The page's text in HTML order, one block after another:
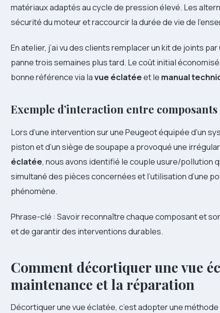
matériaux adaptés au cycle de pression élevé. Les
sécurité du moteur et raccourcir la durée de vie de
En atelier, j’ai vu des clients remplacer un kit de joints
panne trois semaines plus tard. Le coût initial
bonne référence via lavue éclatéeet le manual
Exemple d’interaction entre composants
Lors d’une intervention sur une Peugeot équipée d’un
piston et d’un siège de soupape a provoqué une
éclatée, nous avons identifié le couple usure/pollution
simultané des pièces concernées et l’utilisation d’une
phénomène.
Phrase-clé : Savoir reconnaître chaque composant et
et de garantir des interventions durables.
Comment décortiquer une vue
maintenance et la réparation
Décortiquer une vue éclatée, c’est adopter une